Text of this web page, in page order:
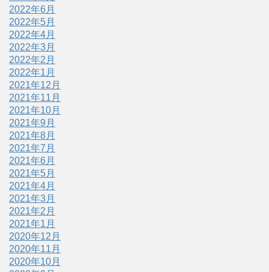
2022年6月
2022年5月
2022年4月
2022年3月
2022年2月
2022年1月
2021年12月
2021年11月
2021年10月
2021年9月
2021年8月
2021年7月
2021年6月
2021年5月
2021年4月
2021年3月
2021年2月
2021年1月
2020年12月
2020年11月
2020年10月